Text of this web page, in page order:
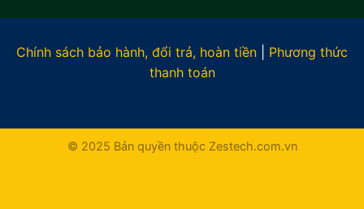
Chính sách bảo hành, đổi trả, hoàn tiền
Phương thức
thanh toán
© 2025 Bản quyền thuộc Zestech.com.vn